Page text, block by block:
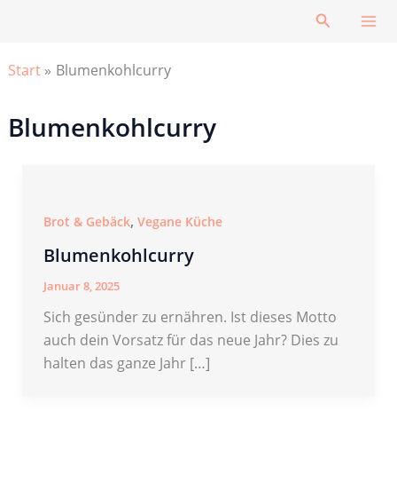
Suchen
Start Blumenkohlcurry
Blumenkohlcurry
Brot & Gebäck, Vegane Küche
Blumenkohlcurry
Januar 8, 2025
Sich gesünder zu ernähren. Ist dieses Motto
auch dein Vorsatz für das neue Jahr? Dies zu
halten das ganze Jahr […]